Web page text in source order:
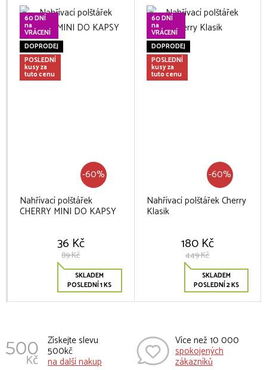
60 DNÍ
na
VRÁCENÍ
DOPRODEJ
POSLEDNÍ
kusy za
tuto cenu
-60%
Nahřívací polštářek
CHERRY MINI DO KAPSY
36 Kč
89 Kč
SKLADEM
POSLEDNÍ 1 KS
60 DNÍ
na
VRÁCENÍ
DOPRODEJ
POSLEDNÍ
kusy za
tuto cenu
-60%
Nahřívací polštářek Cherry
Klasik
180 Kč
449 Kč
SKLADEM
POSLEDNÍ 2 KS
Získejte slevu
500kč
na další nakup
Více než 10 000
spokojených
zákazníků